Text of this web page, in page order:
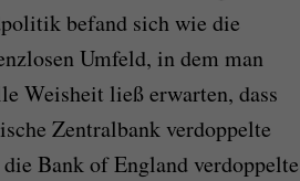
befand sich wie die
Umfeld, in dem man
Weisheit ließ erwarten, dass
Zentralbank verdoppelte
Bank of England verdoppelte